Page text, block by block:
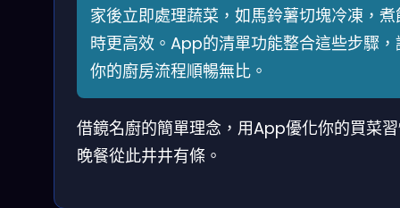
家後立即處理蔬菜，如馬鈴薯切塊冷凍，煮
時更高效。App的清單功能整合這些步驟，
你的廚房流程順暢無比。
借鏡名廚的簡單理念，用App優化你的買菜
晚餐從此井井有條。